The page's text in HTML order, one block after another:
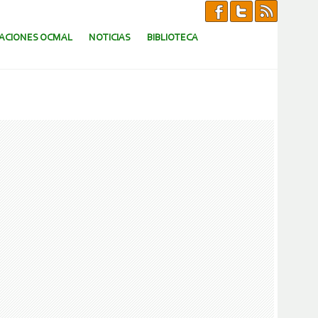
OCMAL NOTICIAS BIBLIOTECA